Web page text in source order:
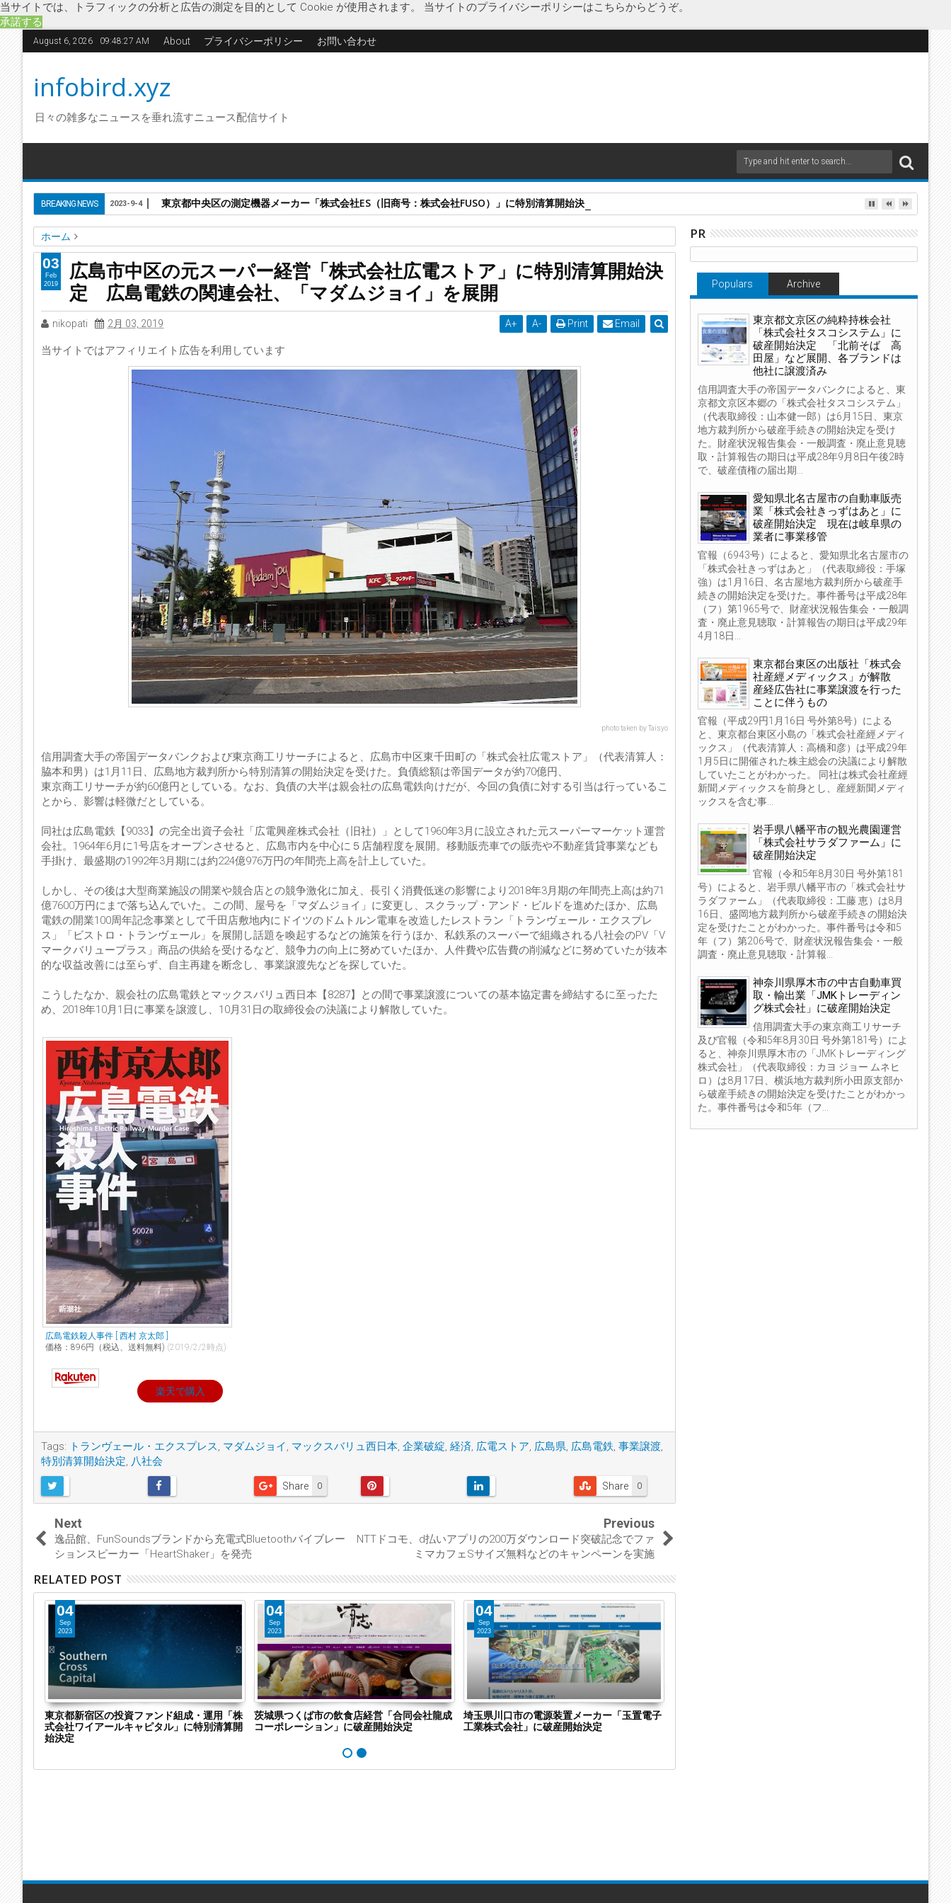
当サイトでは、トラフィックの分析と広告の測定を目的として Cookie が使用されます。 当サイトのプライバシーポリシーはこちらからどうぞ。
承諾する
August 6, 2026 09:48:27 AM About プライバシーポリシー お問い合わせ
infobird.xyz
日々の雑多なニュースを垂れ流すニュース配信サイト
BREAKING NEWS 東京都中央区の測定機器メーカー「株式会社ES（旧商号：株式会社FUSO）」に特別清算開始決定 事業はA-Gas Japanが承継
2023-9-4
ホーム
トランヴェール・エクスプレス
マダムジョイ マックスバリュ西日本 企業破綻 経済 広電ストア 広島県 広島電鉄
事業譲渡
特別清算開始決定
八社会
広島市中区の元スーパー経営「株式会社広電ストア」に特別清算開始決定 広島電鉄の関連会社、「マダムジョイ」を展開
広島市中区の元スーパー経営「株式会社広電ストア」に特別清算開始決
定 広島電鉄の関連会社、「マダムジョイ」を展開
nikopati 2月 03, 2019 A+ A- Print Email
当サイトではアフィリエイト広告を利用しています
photo taken by Taisyo
信用調査大手の帝国データバンクおよび東京商工リサーチによると、広島市中区東千田町の「株式会社広電ストア」（代表清算人：
脇本和男）は1月11日、広島地方裁判所から特別清算の開始決定を受けた。負債総額は帝国データが約70億円、
東京商工リサーチが約60億円としている。なお、負債の大半は親会社の広島電鉄向けだが、今回の負債に対する引当は行っているこ
とから、影響は軽微だとしている。
同社は広島電鉄【9033】の完全出資子会社「広電興産株式会社（旧社）」として1960年3月に設立された元スーパーマーケット運営
会社。1964年6月に1号店をオープンさせると、広島市内を中心に５店舗程度を展開。移動販売車での販売や不動産賃貸事業なども
手掛け、最盛期の1992年3月期には約224億976万円の年間売上高を計上していた。
しかし、その後は大型商業施設の開業や競合店との競争激化に加え、長引く消費低迷の影響により2018年3月期の年間売上高は約71
億7600万円にまで落ち込んでいた。この間、屋号を「マダムジョイ」に変更し、スクラップ・アンド・ビルドを進めたほか、広島
電鉄の開業100周年記念事業として千田店敷地内にドイツのドムトルン電車を改造したレストラン「トランヴェール・エクスプレ
ス」「ビストロ・トランヴェール」を展開し話題を喚起するなどの施策を行うほか、私鉄系のスーパーで組織される八社会のPV「V
マークバリュープラス」商品の供給を受けるなど、競争力の向上に努めていたほか、人件費や広告費の削減などに努めていたが抜本
的な収益改善には至らず、自主再建を断念し、事業譲渡先などを探していた。
こうしたなか、親会社の広島電鉄とマックスバリュ西日本【8287】との間で事業譲渡についての基本協定書を締結するに至ったた
め、2018年10月1日に事業を譲渡し、10月31日の取締役会の決議により解散していた。
広島電鉄殺人事件 [ 西村 京太郎 ]
価格：896円（税込、送料無料) (2019/2/2時点)
楽天で購入
Tags: トランヴェール・エクスプレス, マダムジョイ, マックスバリュ西日本, 企業破綻, 経済, 広電ストア, 広島県, 広島電鉄, 事業譲渡,
特別清算開始決定, 八社会
0
Share 0
Share
03
Feb
2019
Next
逸品館、FunSoundsブランドから充電式Bluetoothバイブレー
ションスピーカー「HeartShaker」を発売
Previous
NTTドコモ、d払いアプリの200万ダウンロード突破記念でファ
ミマカフェSサイズ無料などのキャンペーンを実施
RELATED POST
04
Sep
2023
東京都新宿区の投資ファンド組成・運用「株
式会社ワイアールキャピタル」に特別清算開
始決定
04
Sep
2023
茨城県つくば市の飲食店経営「合同会社龍成
コーポレーション」に破産開始決定
04
Sep
2023
埼玉県川口市の電源装置メーカー「玉置電子
工業株式会社」に破産開始決定
PR
Populars Archive
東京都文京区の純粋持株会社
「株式会社タスコシステム」に
破産開始決定 「北前そば 高
田屋」など展開、各ブランドは
他社に譲渡済み
信用調査大手の帝国データバンクによると、東
京都文京区本郷の「株式会社タスコシステム」
（代表取締役：山本健一郎）は6月15日、東京
地方裁判所から破産手続きの開始決定を受け
た。財産状況報告集会・一般調査・廃止意見聴
取・計算報告の期日は平成28年9月8日午後2時
で、破産債権の届出期...
愛知県北名古屋市の自動車販売
業「株式会社きっずはあと」に
破産開始決定 現在は岐阜県の
業者に事業移管
官報（6943号）によると、愛知県北名古屋市の
「株式会社きっずはあと」（代表取締役：手塚
強）は1月16日、名古屋地方裁判所から破産手
続きの開始決定を受けた。事件番号は平成28年
（フ）第1965号で、財産状況報告集会・一般調
査・廃止意見聴取・計算報告の期日は平成29年
4月18日...
東京都台東区の出版社「株式会
社産經メディックス」が解散
産経広告社に事業譲渡を行った
ことに伴うもの
官報（平成29円1月16日 号外第8号）による
と、東京都台東区小島の「株式会社産經メディ
ックス」（代表清算人：高橋和彦）は平成29年
1月5日に開催された株主総会の決議により解散
していたことがわかった。 同社は株式会社産經
新聞メディックスを前身とし、産經新聞メディ
ックスを含む事...
岩手県八幡平市の観光農園運営
「株式会社サラダファーム」に
破産開始決定
官報（令和5年8月30日 号外第181
号）によると、岩手県八幡平市の「株式会社サ
ラダファーム」（代表取締役：工藤 恵）は8月
16日、盛岡地方裁判所から破産手続きの開始決
定を受けたことがわかった。事件番号は令和5
年（フ）第206号で、財産状況報告集会・一般
調査・廃止意見聴取・計算報...
神奈川県厚木市の中古自動車買
取・輸出業「JMKトレーディン
グ株式会社」に破産開始決定
信用調査大手の東京商工リサーチ
及び官報（令和5年8月30日 号外第181号）によ
ると、神奈川県厚木市の「JMKトレーディング
株式会社」（代表取締役：カヨ ジョー ムネヒ
ロ）は8月17日、横浜地方裁判所小田原支部か
ら破産手続きの開始決定を受けたことがわかっ
た。事件番号は令和5年（フ...